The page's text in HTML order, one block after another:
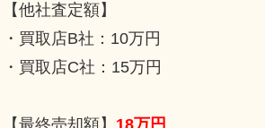
【他社査定額】
・買取店B社：10万円
・買取店C社：15万円